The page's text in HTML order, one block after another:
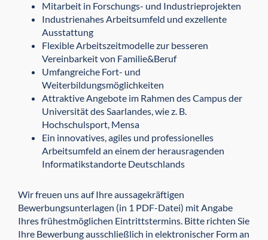
Mitarbeit in Forschungs- und Industrieprojekten
Industrienahes Arbeitsumfeld und exzellente
Ausstattung
Flexible Arbeitszeitmodelle zur besseren
Vereinbarkeit von Familie&Beruf
Umfangreiche Fort- und
Weiterbildungsmöglichkeiten
Attraktive Angebote im Rahmen des Campus der
Universität des Saarlandes, wie z. B.
Hochschulsport, Mensa
Ein innovatives, agiles und professionelles
Arbeitsumfeld an einem der herausragenden
Informatikstandorte Deutschlands
Wir freuen uns auf Ihre aussagekräftigen
Bewerbungsunterlagen (in 1 PDF-Datei) mit Angabe
Ihres frühestmöglichen Eintrittstermins. Bitte richten Sie
Ihre Bewerbung ausschließlich in elektronischer Form an